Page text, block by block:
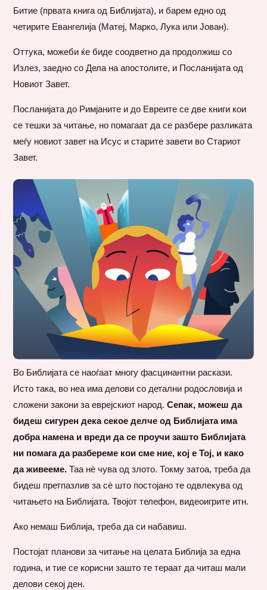
Битие (првата книга од Библијата), и барем едно од
четирите Евангелија (Матеј, Марко, Лука или Јован).
Оттука, можеби ќе биде соодветно да продолжиш со
Излез, заедно со Дела на апостолите, и Посланијата од
Новиот Завет.
Посланијата до Римјаните и до Евреите се две книги кои
се тешки за читање, но помагаат да се разбере разликата
меѓу новиот завет на Исус и старите завети во Стариот
Завет.
Во Библијата се наоѓаат многу фасцинантни раскази.
Исто така, во неа има делови со детални родословија и
сложени закони за еврејскиот народ.Сепак, можеш да
бидеш сигурен дека секое делче од Библијата има
добра намена и вреди да се проучи зашто Библијата
ни помага да разбереме кои сме ние, кој е Тој, и како
да живееме. Таа нè чува од злото. Токму затоа, треба да
бидеш претпазлив за сè што постојано те одвлекува од
читањето на Библијата. Твојот телефон, видеоигрите итн.
Ако немаш Библија, треба да си набавиш.
Постојат планови за читање на целата Библија за една
година, и тие се корисни зашто те тераат да читаш мали
делови секој ден.